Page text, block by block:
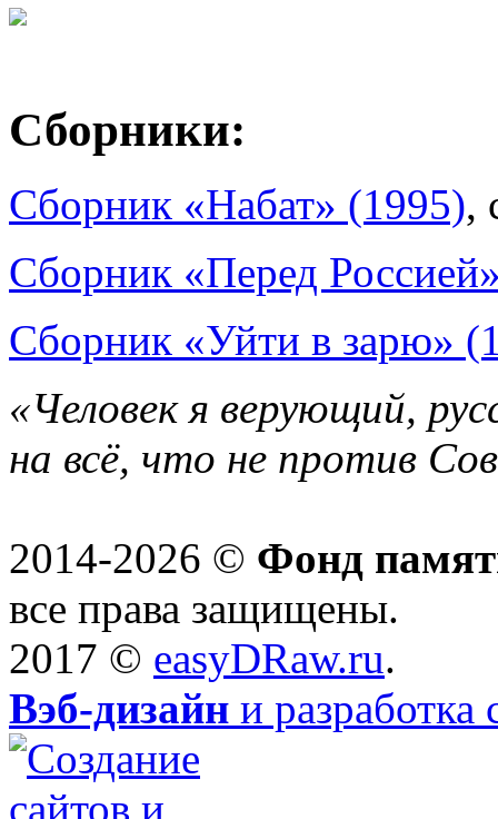
Сборники:
Сборник «Набат» (1995),
Сборник «Перед
Сборник «Уйти в зарю»
«Человек я верующий,
на всё, что не против
2014-2026 © Фонд
все права защищены.
2017 © easyDRaw.ru.
Вэб-дизайн и разработка